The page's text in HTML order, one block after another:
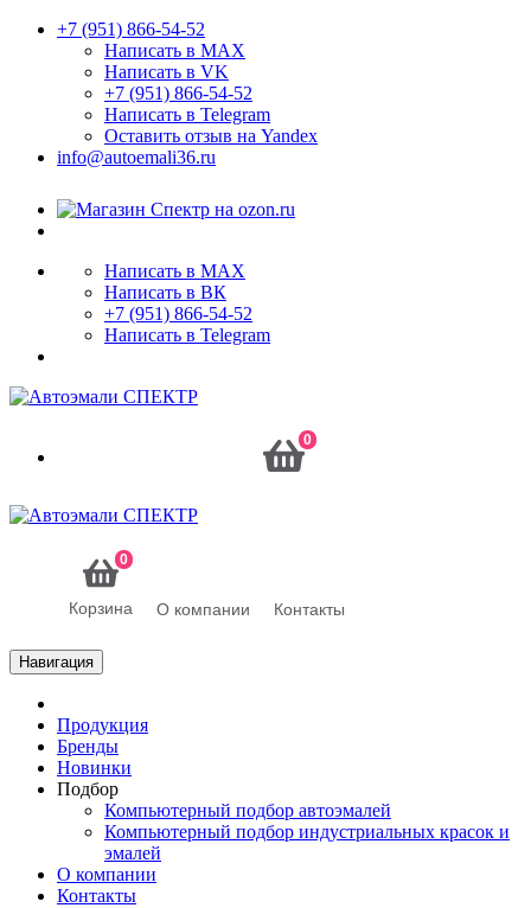
+7 (951) 866-54-52
Написать в MAX
Написать в VK
+7 (951) 866-54-52
Написать в Telegram
Оставить отзыв на Yandex
info@autoemali36.ru
Написать в MAX
Написать в ВК
+7 (951) 866-54-52
Написать в Telegram
0
0
Корзина О компании Контакты
Навигация
Продукция
Бренды
Новинки
Подбор
Компьютерный подбор автоэмалей
Компьютерный подбор индустриальных красок и
эмалей
О компании
Контакты